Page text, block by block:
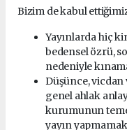
Bizim de kabul
Yayınlarda hiç
bedensel özrü,
nedeniyle
Düşünce, vicdan
genel ahlak
kurumunun
yayın